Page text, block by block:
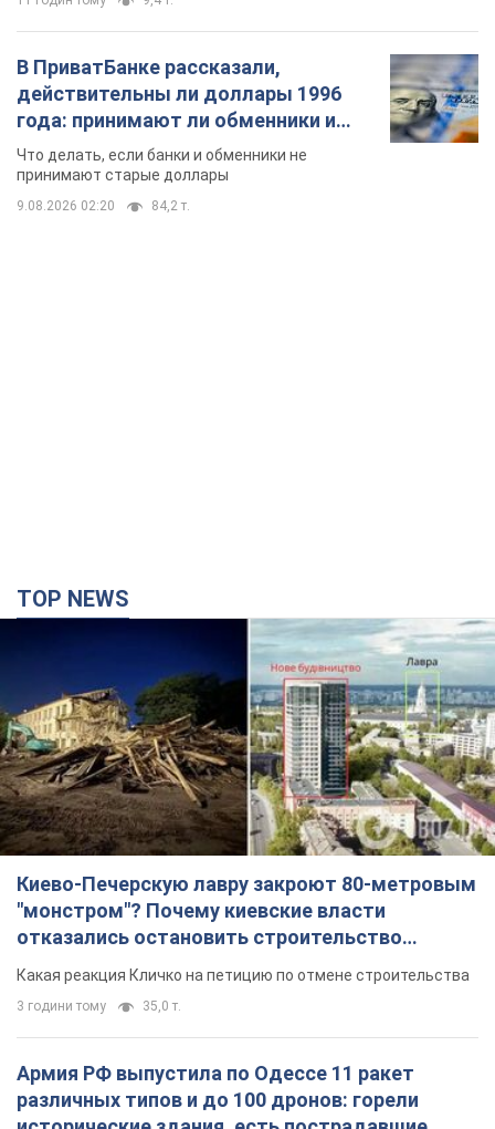
В ПриватБанке рассказали,
действительны ли доллары 1996
года: принимают ли обменники и
банки такие купюры
Что делать, если банки и обменники не
принимают старые доллары
9.08.2026 02:20 84,2 т.
TOP NEWS
Киево-Печерскую лавру закроют 80-метровым
"монстром"? Почему киевские власти
отказались остановить строительство
небоскреба "московского верующего"
Какая реакция Кличко на петицию по отмене строительства
3 години тому 35,0 т.
Армия РФ выпустила по Одессе 11 ракет
различных типов и до 100 дронов: горели